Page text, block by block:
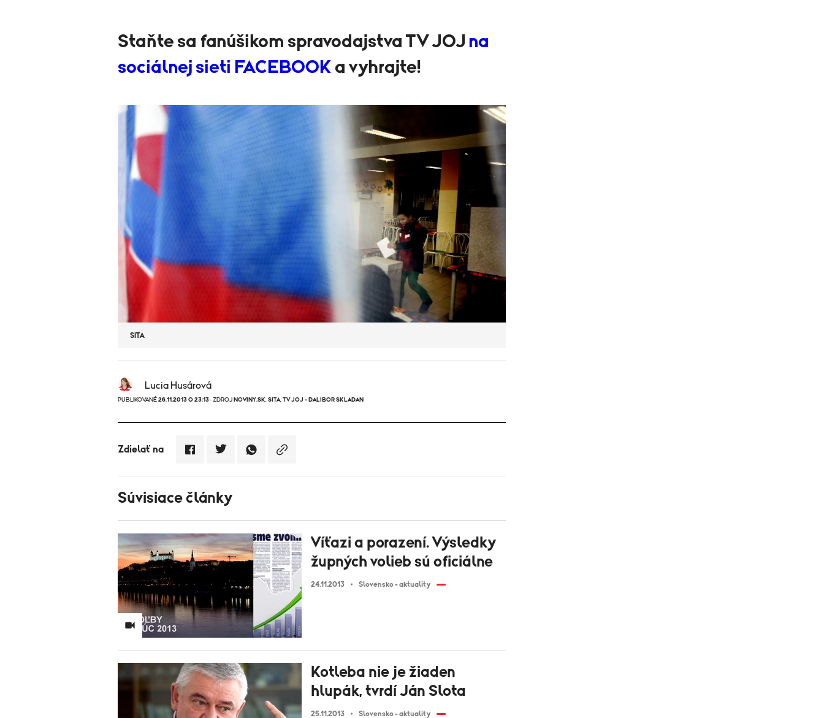
Staňte sa fanúšikom spravodajstva TV JOJ na
sociálnej sieti FACEBOOK a vyhrajte!
SITA
Lucia Husárová
PUBLIKOVANÉ 26.11.2013 O 23:13 · ZDROJ NOVINY.SK SITA TV JOJ - DALIBOR SKLADAN
Zdielať na
Súvisiace články
Víťazi a porazení. Výsledky
župných volieb sú oficiálne
24.11.2013 Slovensko - aktuality
Kotleba nie je žiaden
hlupák, tvrdí Ján Slota
25.11.2013 Slovensko - aktuality